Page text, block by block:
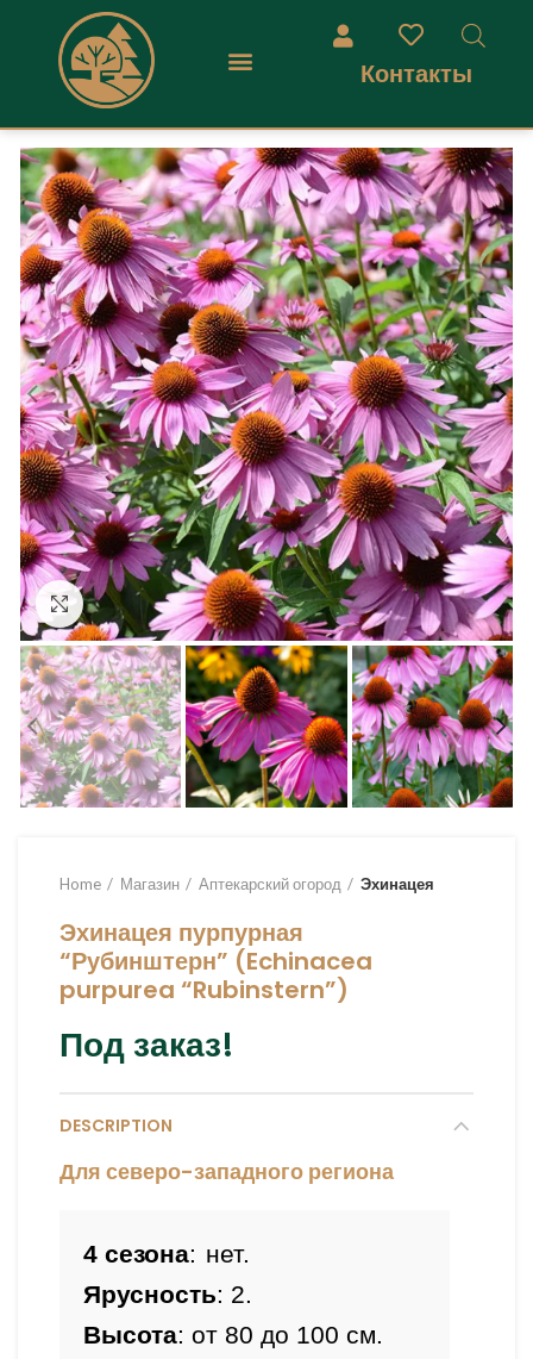
Контакты
Увеличить
Home Магазин Аптекарский огород Эхинацея
Эхинацея пурпурная
“Рубинштерн” (Echinacea
purpurea “Rubinstern”)
Под заказ!
DESCRIPTION
Для северо-западного региона
4 сезона: нет.
Ярусность: 2.
Высота: от 80 до 100 см.